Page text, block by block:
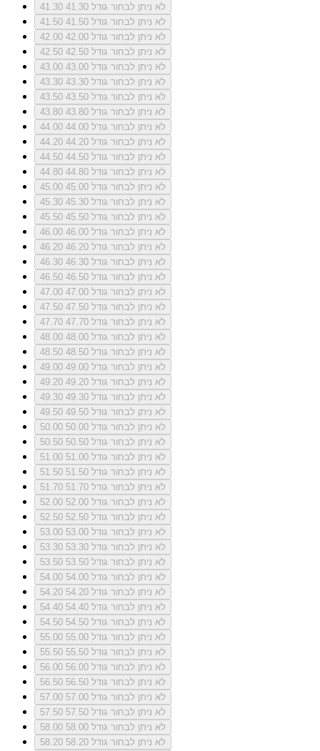
41.30
לא ניתן לבחור גודל 41.30
41.50
לא ניתן לבחור גודל 41.50
42.00
לא ניתן לבחור גודל 42.00
42.50
לא ניתן לבחור גודל 42.50
43.00
לא ניתן לבחור גודל 43.00
43.30
לא ניתן לבחור גודל 43.30
43.50
לא ניתן לבחור גודל 43.50
43.80
לא ניתן לבחור גודל 43.80
44.00
לא ניתן לבחור גודל 44.00
44.20
לא ניתן לבחור גודל 44.20
44.50
לא ניתן לבחור גודל 44.50
44.80
לא ניתן לבחור גודל 44.80
45.00
לא ניתן לבחור גודל 45.00
45.30
לא ניתן לבחור גודל 45.30
45.50
לא ניתן לבחור גודל 45.50
46.00
לא ניתן לבחור גודל 46.00
46.20
לא ניתן לבחור גודל 46.20
46.30
לא ניתן לבחור גודל 46.30
46.50
לא ניתן לבחור גודל 46.50
47.00
לא ניתן לבחור גודל 47.00
47.50
לא ניתן לבחור גודל 47.50
47.70
לא ניתן לבחור גודל 47.70
48.00
לא ניתן לבחור גודל 48.00
48.50
לא ניתן לבחור גודל 48.50
49.00
לא ניתן לבחור גודל 49.00
49.20
לא ניתן לבחור גודל 49.20
49.30
לא ניתן לבחור גודל 49.30
49.50
לא ניתן לבחור גודל 49.50
50.00
לא ניתן לבחור גודל 50.00
50.50
לא ניתן לבחור גודל 50.50
51.00
לא ניתן לבחור גודל 51.00
51.50
לא ניתן לבחור גודל 51.50
51.70
לא ניתן לבחור גודל 51.70
52.00
לא ניתן לבחור גודל 52.00
52.50
לא ניתן לבחור גודל 52.50
53.00
לא ניתן לבחור גודל 53.00
53.30
לא ניתן לבחור גודל 53.30
53.50
לא ניתן לבחור גודל 53.50
54.00
לא ניתן לבחור גודל 54.00
54.20
לא ניתן לבחור גודל 54.20
54.40
לא ניתן לבחור גודל 54.40
54.50
לא ניתן לבחור גודל 54.50
55.00
לא ניתן לבחור גודל 55.00
55.50
לא ניתן לבחור גודל 55.50
56.00
לא ניתן לבחור גודל 56.00
56.50
לא ניתן לבחור גודל 56.50
57.00
לא ניתן לבחור גודל 57.00
57.50
לא ניתן לבחור גודל 57.50
58.00
לא ניתן לבחור גודל 58.00
58.20
לא ניתן לבחור גודל 58.20